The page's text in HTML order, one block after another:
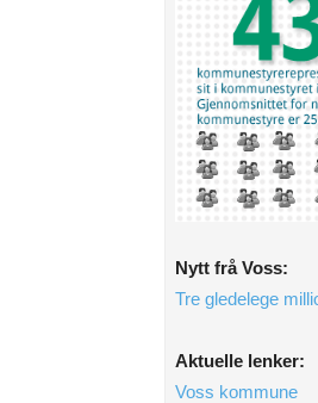
Nytt frå Voss:
Tre gledelege
Aktuelle lenker:
Voss kommune